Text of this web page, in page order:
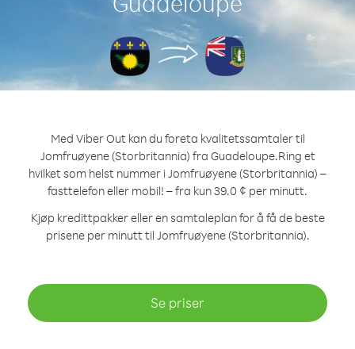
Med Viber Out kan du foreta kvalitetssamtaler til
Jomfruøyene (Storbritannia) fra Guadeloupe.Ring et
hvilket som helst nummer i Jomfruøyene (Storbritannia) –
fasttelefon eller mobil! – fra kun 39.0 ¢ per minutt.
Kjøp kredittpakker eller en samtaleplan for å få de beste
prisene per minutt til Jomfruøyene (Storbritannia).
Se priser